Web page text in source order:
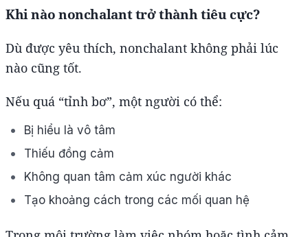
Khi nào nonchalant trở thành tiêu cực?
Dù được yêu thích, nonchalant không phải lúc
nào cũng tốt.
Nếu quá “tỉnh bơ”, một người có thể:
Bị hiểu là vô tâm
Thiếu đồng cảm
Không quan tâm cảm xúc người khác
Tạo khoảng cách trong các mối quan hệ